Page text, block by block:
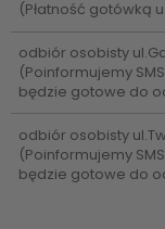
(Płatność gotówką
odbiór osobisty
(Poinformujemy
będzie gotowe do
odbiór osobisty
(Poinformujemy
będzie gotowe do